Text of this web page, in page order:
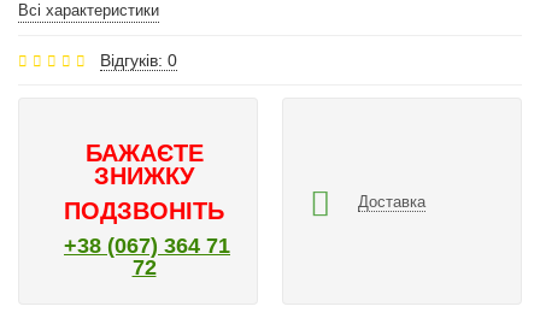
Всі характеристики
Відгуків: 0
БАЖАЄТЕ
ЗНИЖКУ
ПОДЗВОНІТЬ
+38 (067) 364 71
72
Доставка